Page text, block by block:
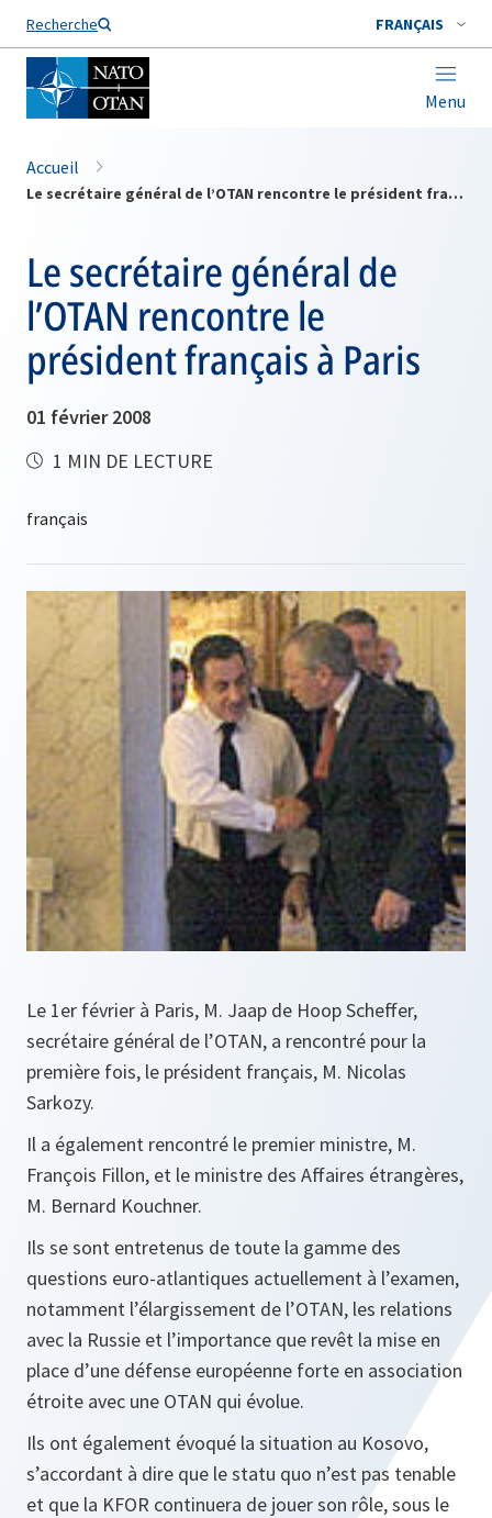
Recherche FRANÇAIS
Menu
Nom de famille*
Accueil
Le secrétaire général de l’OTAN rencontre le président français à Paris
Le secrétaire général de
l’OTAN rencontre le
président français à Paris
01 février 2008
1 MIN DE LECTURE
Le 1er février à Paris, M. Jaap de Hoop Scheffer,
secrétaire général de l’OTAN, a rencontré pour la
première fois, le président français, M. Nicolas
Sarkozy.
Il a également rencontré le premier ministre, M.
François Fillon, et le ministre des Affaires étrangères,
M. Bernard Kouchner.
Ils se sont entretenus de toute la gamme des
questions euro-atlantiques actuellement à l’examen,
notamment l’élargissement de l’OTAN, les relations
avec la Russie et l’importance que revêt la mise en
place d’une défense européenne forte en association
étroite avec une OTAN qui évolue.
Ils ont également évoqué la situation au Kosovo,
s’accordant à dire que le statu quo n’est pas tenable
et que la KFOR continuera de jouer son rôle, sous le